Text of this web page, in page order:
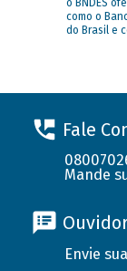
o BNDES
como o
do Brasil e
Fale
Mande
Envie